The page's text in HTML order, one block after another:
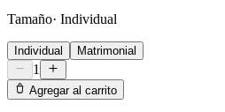
Tamaño· Individual
Individual Matrimonial
1
Agregar al carrito